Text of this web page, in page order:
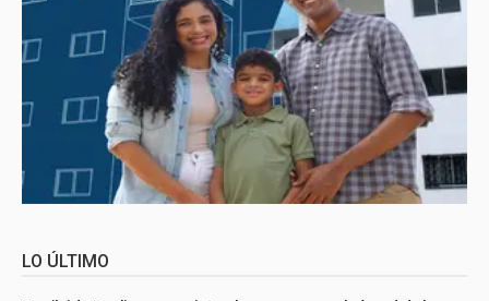
LO ÚLTIMO